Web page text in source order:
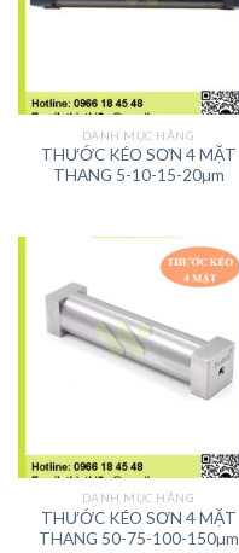
DANH MỤC HÃNG
THƯỚC KÉO SƠN 4 MẶT
THANG 5-10-15-20µm
DANH MỤC HÃNG
THƯỚC KÉO SƠN 4 MẶT
THANG 50-75-100-150µm